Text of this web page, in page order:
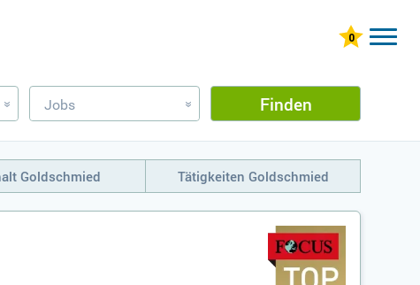
» Jobs » Finden
Goldschmied Tätigkeiten Goldschmied